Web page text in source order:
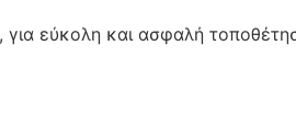
εύκολη και ασφαλή